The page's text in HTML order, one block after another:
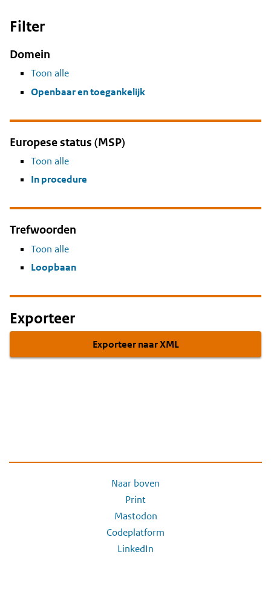
Filter
Domein
Toon alle
Openbaar en toegankelijk
Europese status (MSP)
Toon alle
In procedure
Trefwoorden
Toon alle
Loopbaan
Exporteer
Exporteer naar XML
Naar boven
Print
Mastodon
Codeplatform
LinkedIn